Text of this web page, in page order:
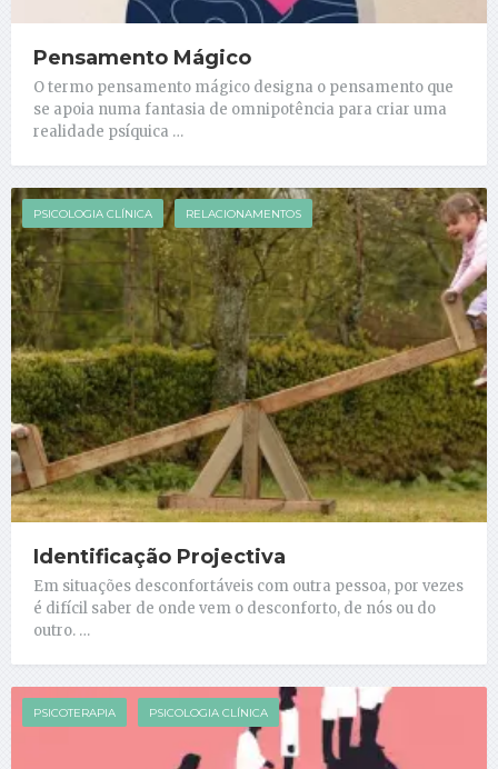
Pensamento Mágico
O termo pensamento mágico designa o pensamento que
se apoia numa fantasia de omnipotência para criar uma
realidade psíquica …
PSICOLOGIA CLÍNICA RELACIONAMENTOS
Identificação Projectiva
Em situações desconfortáveis com outra pessoa, por vezes
é difícil saber de onde vem o desconforto, de nós ou do
outro. …
PSICOTERAPIA PSICOLOGIA CLÍNICA